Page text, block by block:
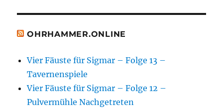
OHRHAMMER.ONLINE
Vier Fäuste für Sigmar – Folge 13 –
Tavernenspiele
Vier Fäuste für Sigmar – Folge 12 –
Pulvermühle Nachgetreten